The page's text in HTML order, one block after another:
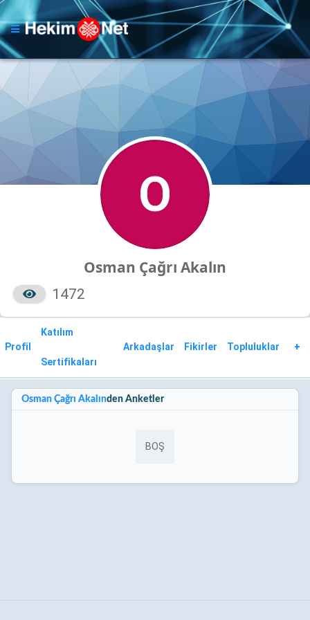
O
Osman Çağrı Akalın
1472
Profil
Katılım
Sertifikaları
Arkadaşlar Fikirler Topluluklar +
Osman Çağrı Akalınden Anketler
BOŞ